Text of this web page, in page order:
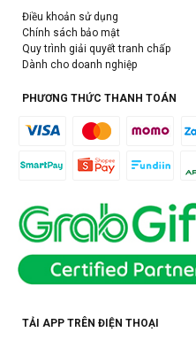
Điều khoản sử dụng
Chính sách bảo mật
Quy trình giải quyết tranh chấp
Dành cho doanh nghiệp
PHƯƠNG THỨC THANH TOÁN
TẢI APP TRÊN ĐIỆN THOẠI